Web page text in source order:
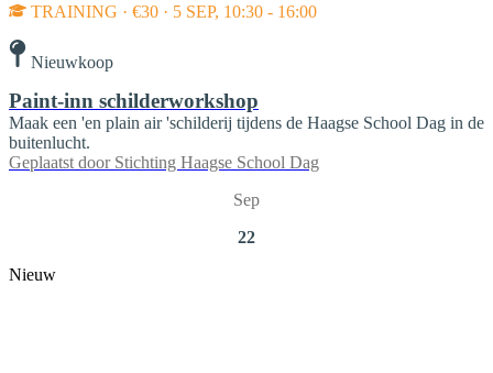
TRAINING · €30 · 5 SEP, 10:30 - 16:00
Nieuwkoop
Paint-inn schilderworkshop
Maak een 'en plain air 'schilderij tijdens de Haagse School Dag in de
buitenlucht.
Geplaatst door Stichting Haagse School Dag
Sep
22
Nieuw